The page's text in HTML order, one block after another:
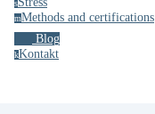
s
mMethods and certifications
Blog
kKontakt